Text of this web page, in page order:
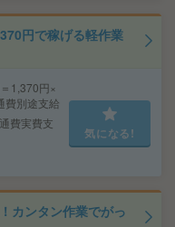
円で稼げる軽作業
1,370円×
費別途支給
費実費支
気になる!
カンタン作業でがっ